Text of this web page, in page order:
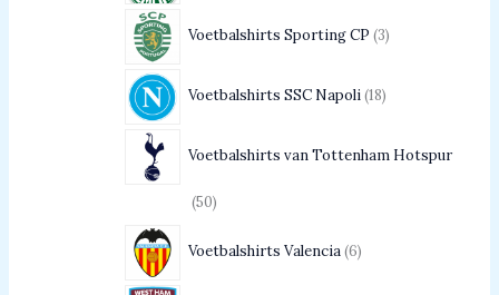
Voetbalshirts Sporting CP 3
Voetbalshirts SSC Napoli 18
Voetbalshirts van Tottenham Hotspur
50
Voetbalshirts Valencia 6